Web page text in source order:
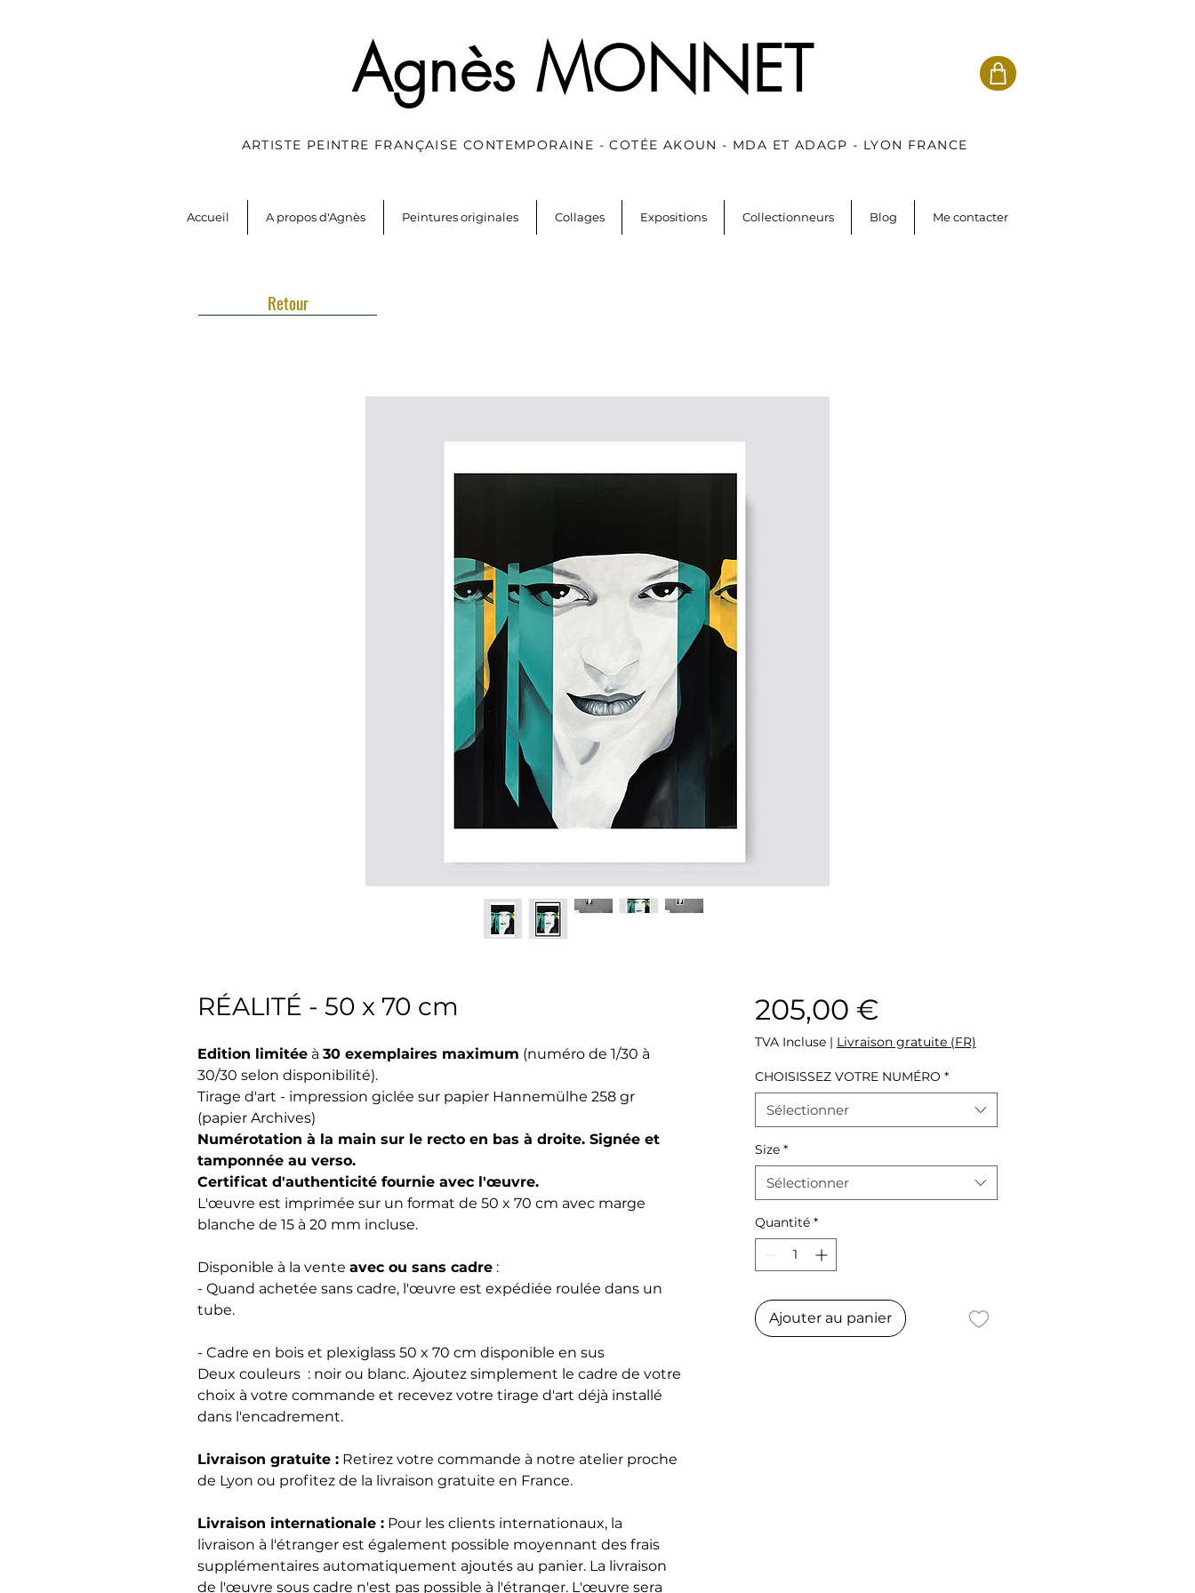
Agnès MONNET
ARTISTE PEINTRE FRANÇAISE CONTEMPORAINE - COTÉE AKOUN - MDA ET ADAGP - LYON FRANCE
Accueil A propos d'Agnès Peintures originales Collages Expositions Collectionneurs Blog Me contacter
RÉALITÉ - 50 x 70 cm
Edition limitée à 30 exemplaires maximum (numéro de 1/30 à
30/30 selon disponibilité).
Tirage d'art - impression giclée sur papier Hannemülhe 258 gr
(papier Archives)
Numérotation à la main sur le recto en bas à droite. Signée et
tamponnée au verso.
Certificat d'authenticité fournie avec l'œuvre.
L'œuvre est imprimée sur un format de 50 x 70 cm avec marge
blanche de 15 à 20 mm incluse.
Disponible à la vente avec ou sans cadre :
- Quand achetée sans cadre, l'œuvre est expédiée roulée dans un
tube.
- Cadre en bois et plexiglass 50 x 70 cm disponible en sus
Deux couleurs : noir ou blanc. Ajoutez simplement le cadre de votre
choix à votre commande et recevez votre tirage d'art déjà installé
dans l'encadrement.
Livraison gratuite : Retirez votre commande à notre atelier proche
de Lyon ou profitez de la livraison gratuite en France.
Livraison internationale : Pour les clients internationaux, la
livraison à l'étranger est également possible moyennant des frais
supplémentaires automatiquement ajoutés au panier. La livraison
de l'œuvre sous cadre n'est pas possible à l'étranger. L'œuvre sera
205,00 €
TVA Incluse| Livraison gratuite (FR)
CHOISISSEZ VOTRE NUMÉRO *
Sélectionner
Size *
Sélectionner
Quantité *
Ajouter au panier
Retour